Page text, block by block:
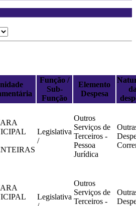
Função /
Sub-
Função
Elemento
Despesa
Legislativa
/
Outros
Serviços de
Terceiros -
Pessoa
Jurídica
Legislativa
Outros
Serviços de
Terceiros -